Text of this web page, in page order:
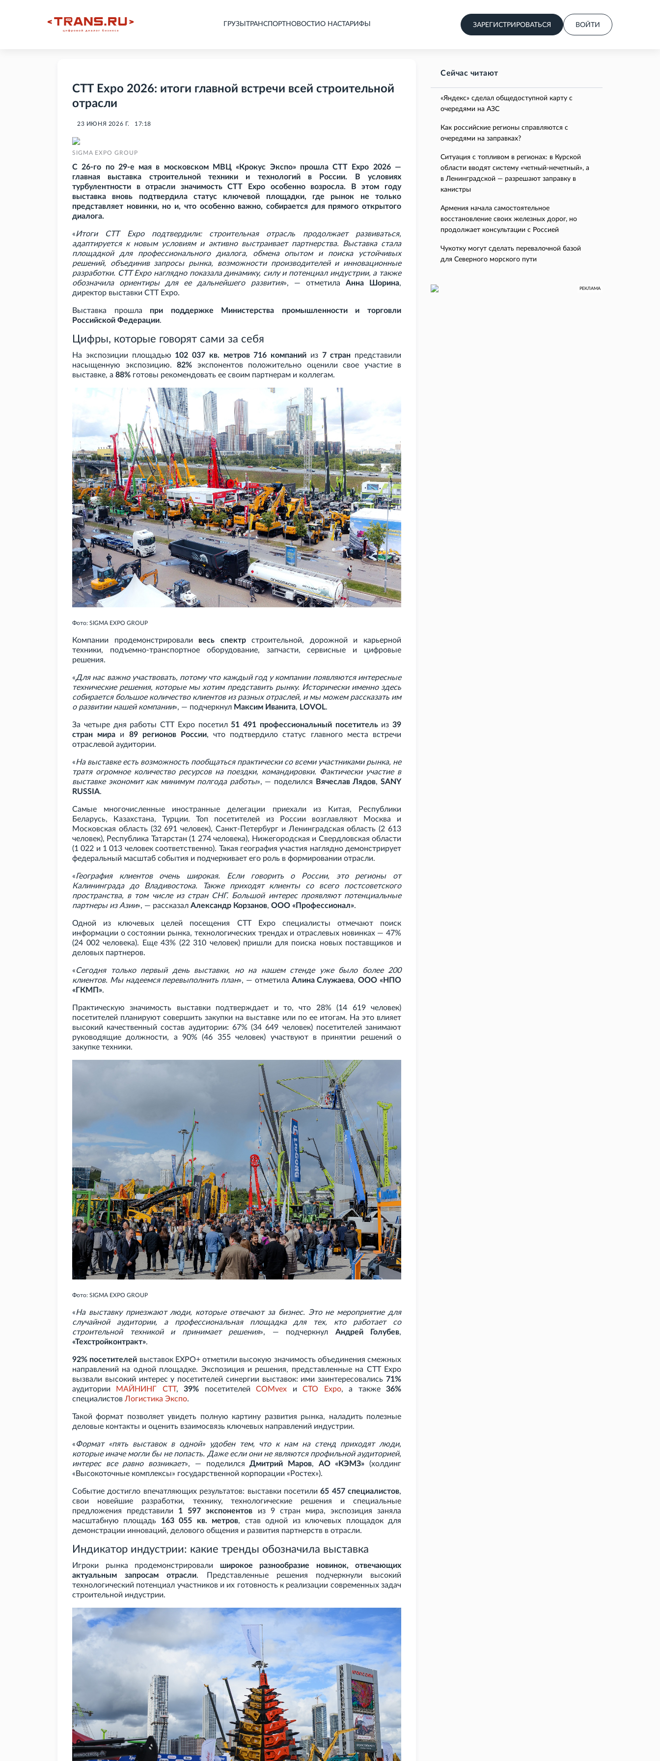
ГРУЗЫ ТРАНСПОРТНОВОСТИ О НАСТАРИФЫ ЗАРЕГИСТРИРОВАТЬСЯ ВОЙТИ
СТТ Expo 2026: итоги главной встречи всей строительной
отрасли
23 ИЮНЯ 2026 Г. 17:18
SIGMA EXPO GROUP
С 26-го по 29-е мая в московском МВЦ «Крокус Экспо» прошла CTT
Expo 2026 —
главная выставка строительной техники и технологий в России. В условиях
турбулентности в отрасли значимость CTT
Expo особенно возросла. В этом году
выставка вновь подтвердила статус ключевой площадки, где рынок не только
представляет новинки, но и, что особенно важно, собирается для прямого открытого
диалога.
«Итоги CTT
Expo подтвердили: строительная отрасль продолжает развиваться,
адаптируется к новым условиям и активно выстраивает партнерства. Выставка стала
площадкой для профессионального диалога, обмена опытом и поиска устойчивых
решений, объединив запросы рынка, возможности производителей и инновационные
разработки. CTT Expo наглядно показала динамику, силу и потенциал индустрии, а также
обозначила ориентиры для ее дальнейшего развития», — отметила Анна Шорина,
директор выставки CTT Expo.
Выставка прошла при поддержке Министерства промышленности и торговли
Российской Федерации.
Цифры, которые говорят сами за себя
На экспозиции площадью 102 037 кв. метров 716 компаний из 7 стран представили
насыщенную экспозицию. 82% экспонентов положительно оценили свое участие в
выставке, а 88% готовы рекомендовать ее своим партнерам и коллегам.
Фото: SIGMA EXPO GROUP
Компании продемонстрировали весь спектрстроительной, дорожной и карьерной
техники, подъемно-транспортное оборудование, запчасти, сервисные и цифровые
решения.
«Для нас важно участвовать, потому что каждый год у компании появляются интересные
технические решения, которые мы хотим представить рынку. Исторически именно здесь
собирается большое количество клиентов из разных отраслей, и мы можем рассказать им
о развитии нашей компании», — подчеркнул Максим Иванита, LOVOL.
За четыре дня работы CTT Expo посетил 51 491 профессиональный посетительиз 39
стран мира и 89 регионов России, что подтвердило статус главного места встречи
отраслевой аудитории.
«На выставке есть возможность пообщаться практически со всеми участниками рынка, не
тратя огромное количество ресурсов на поездки, командировки. Фактически участие в
выставке экономит как минимум полгода работы», — поделился Вячеслав Лядов,SANY
RUSSIA.
Самые многочисленные иностранные делегации приехали из Китая, Республики
Беларусь, Казахстана, Турции. Топ посетителей из России возглавляют Москва и
Московская область (32 691 человек), Санкт-Петербург и Ленинградская область (2 613
человек), Республика Татарстан (1
274 человека), Нижегородская и Свердловская области
(1 022 и 1 013 человек соответственно). Такая география участия наглядно демонстрирует
федеральный масштаб события и подчеркивает его роль в формировании отрасли.
«География клиентов очень широкая. Если говорить о России, это регионы от
Калининграда до Владивостока. Также приходят клиенты со всего постсоветского
пространства, в том числе из стран СНГ. Большой интерес проявляют потенциальные
партнеры из Азии», — рассказал Александр Корзанов, ООО «Профессионал».
Одной из ключевых целей посещения CTT
Expo специалисты отмечают поиск
информации о состоянии рынка, технологических трендах и отраслевых новинках — 47%
(24 002 человека). Еще 43% (22 310 человек) пришли для поиска новых поставщиков и
деловых партнеров.
«Сегодня только первый день выставки, но на нашем стенде уже было более 200
клиентов. Мы надеемся перевыполнить план», — отметила Алина Служаева,ООО «НПО
«ГКМП».
Практическую значимость выставки подтверждает и то, что 28% (14
619 человек)
посетителей планируют совершить закупки на выставке или по ее итогам. На это влияет
высокий качественный состав аудитории: 67% (34 649 человек) посетителей занимают
руководящие должности, а 90% (46
355 человек) участвуют в принятии решений о
закупке техники.
Фото: SIGMA EXPO GROUP
«На выставку приезжают люди, которые отвечают за бизнес. Это не мероприятие для
случайной аудитории, а профессиональная площадка для тех, кто работает со
строительной техникой и принимает решения», — подчеркнул Андрей Голубев,
«Техстройконтракт».
92% посетителей выставок EXPO+ отметили высокую значимость объединения смежных
направлений на одной площадке. Экспозиция и решения, представленные на CTT Expo
вызвали высокий интерес у посетителей синергии выставок: ими заинтересовались 71%
аудитории МАЙНИНГ СТТ,39% посетителейCOMvex иCTO Expo, а также36%
специалистов Логистика Экспо.
Такой формат позволяет увидеть полную картину развития рынка, наладить полезные
деловые контакты и оценить взаимосвязь ключевых направлений индустрии.
«Формат «пять выставок в одной» удобен тем, что к нам на стенд приходят люди,
которые иначе могли бы не попасть. Даже если они не являются профильной аудиторией,
интерес все равно возникает», — поделилсяДмитрий Маров, АО «КЭМЗ» (холдинг
«Высокоточные комплексы» государственной корпорации «Ростех»).
Событие достигло впечатляющих результатов: выставки посетили65 457 специалистов,
свои новейшие разработки, технику, технологические решения и специальные
предложения представили 1 597 экспонентов из 9 стран мира, экспозиция заняла
масштабную площадь 163 055 кв. метров, став одной из ключевых площадок для
демонстрации инноваций, делового общения и развития партнерств в отрасли.
Индикатор индустрии: какие тренды обозначила выставка
Игроки рынка продемонстрировали широкое разнообразие новинок, отвечающих
актуальным запросам отрасли. Представленные решения подчеркнули высокий
технологический потенциал участников и их готовность к реализации современных задач
строительной индустрии.
Сейчас читают
«Яндекс» сделал общедоступной карту с
очередями на АЗС
Как российские регионы справляются с
очередями на заправках?
Ситуация с топливом в регионах: в Курской
области вводят систему «четный-нечетный», а
в Ленинградской — разрешают заправку в
канистры
Армения начала самостоятельное
восстановление своих железных дорог, но
продолжает консультации с Россией
Чукотку могут сделать перевалочной базой
для Северного морского пути
РЕКЛАМА